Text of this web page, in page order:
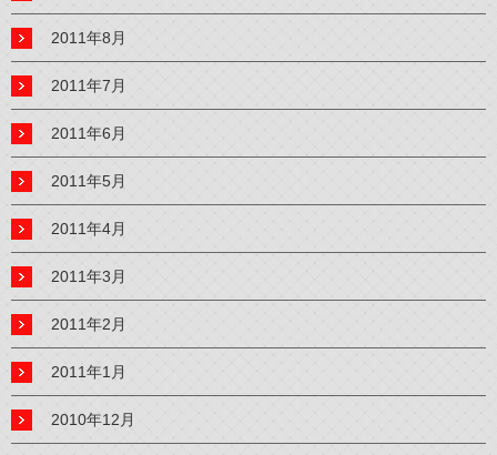
2011年8月
2011年7月
2011年6月
2011年5月
2011年4月
2011年3月
2011年2月
2011年1月
2010年12月